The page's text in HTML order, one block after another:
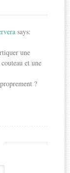
says:
une
et une
?